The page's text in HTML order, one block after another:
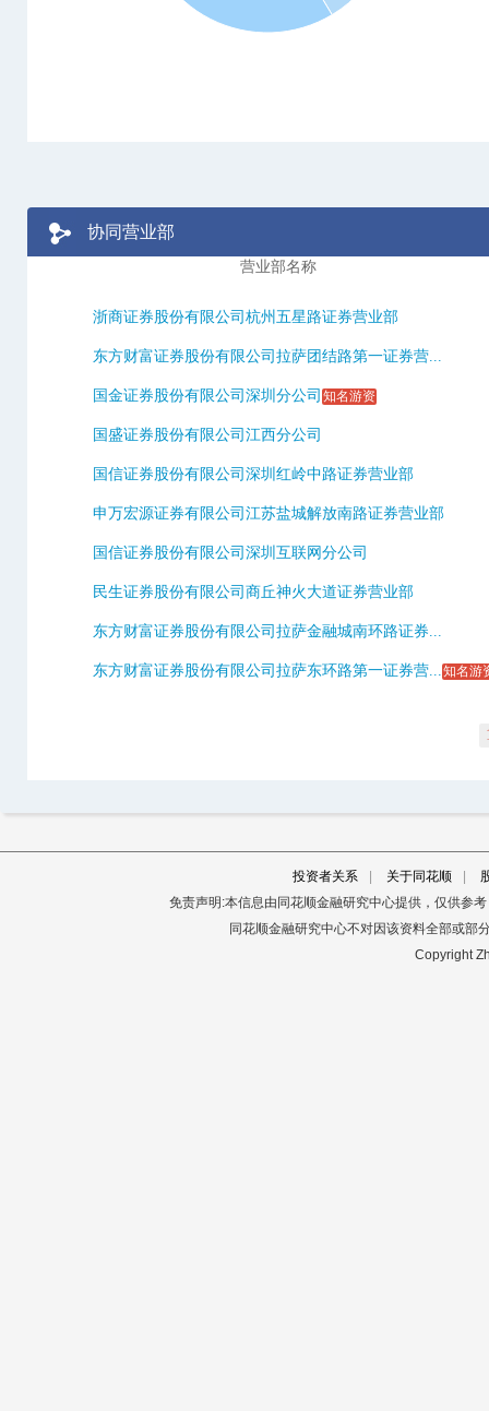
协同营业部
营业部名称
浙商证券股份有限公司杭州五星路证券营业部
东方财富证券股份有限公司拉萨团结路第一证券营...
国金证券股份有限公司深圳分公司 知名游资
国盛证券股份有限公司江西分公司
国信证券股份有限公司深圳红岭中路证券营业部
申万宏源证券有限公司江苏盐城解放南路证券营业部
国信证券股份有限公司深圳互联网分公司
民生证券股份有限公司商丘神火大道证券营业部
东方财富证券股份有限公司拉萨金融城南环路证券...
东方财富证券股份有限公司拉萨东环路第一证券营...知名游
投资者关系 关于同花顺
免责声明:本信息由同花顺金融研究中心提供，仅供参
同花顺金融研究中心不对因该资料全部或部
Copyright